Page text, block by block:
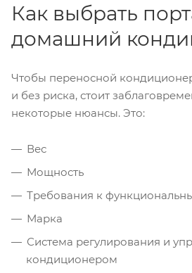
Как выбрать
домашний
Чтобы переносной
и без риска, стоит
некоторые нюансы. Это:
Вес
Мощность
Требования к
Марка
Система регулирования и
кондиционером